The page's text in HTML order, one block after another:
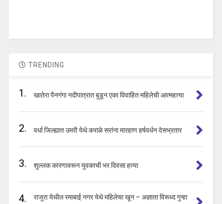
TRENDING
1. खातेरा पैनगंगा नदीपात्रात बुडून एका विवाहित महिलेची आत्महत्या
2. वर्धा जिल्ह्यात उमरी येथे कराळे सरांना मारहाण हर्षवर्धन देसभ्रतार
3. शुल्लक कारणावरून युवकाची भर दिवसा हत्या
4.
राजुरा येथील रमाबाई नगर येथे महिलेचा खून – अज्ञाता विरूध्द गुन्हा